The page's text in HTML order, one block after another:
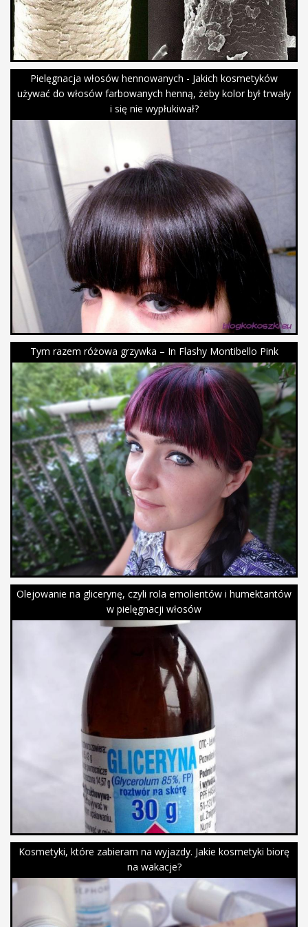
Pielęgnacja włosów hennowanych - Jakich kosmetyków
używać do włosów farbowanych henną, żeby kolor był trwały
i się nie wypłukiwał?
Tym razem różowa grzywka – In Flashy Montibello Pink
Olejowanie na glicerynę, czyli rola emolientów i humektantów
w pielęgnacji włosów
Kosmetyki, które zabieram na wyjazdy. Jakie kosmetyki biorę
na wakacje?